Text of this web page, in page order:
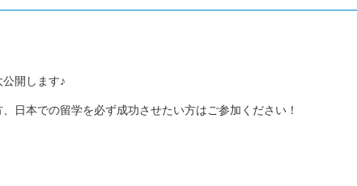
開します♪
日本での留学を必ず成功させたい方はご参加ください！